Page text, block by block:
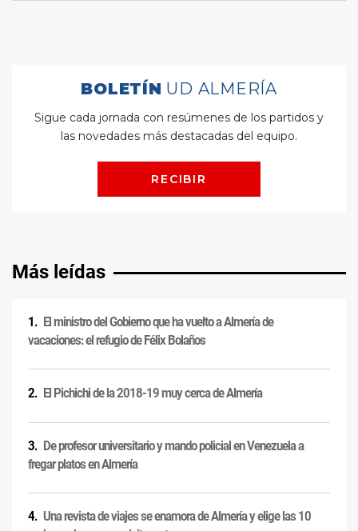
Más leídas
El ministro del Gobierno que ha vuelto a Almería de
vacaciones: el refugio de Félix Bolaños
El Pichichi de la 2018-19 muy cerca de Almería
De profesor universitario y mando policial en Venezuela a
fregar platos en Almería
Una revista de viajes se enamora de Almería y elige las 10